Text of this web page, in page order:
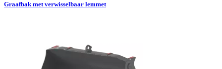
Graafbak met verwisselbaar lemmet